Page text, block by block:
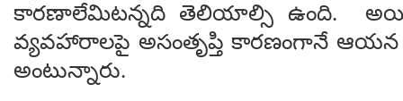
కారణాలేమిటన్నది తెలియాల్సి ఉంది.
వ్యవహారాలపై అసంతృప్తి కారణంగానే
అంటున్నారు.